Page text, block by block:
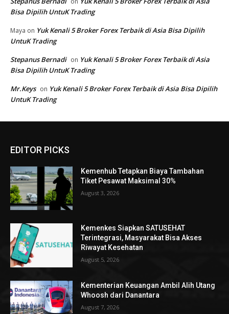
EDITOR PICKS
Kemenhub Tetapkan Biaya Tambahan
Tiket Pesawat Maksimal 30%
August 3, 2026
Kemenkes Siapkan SATUSEHAT
Terintegrasi, Masyarakat Bisa Akses
Riwayat Kesehatan
August 5, 2026
Kementerian Keuangan Ambil Alih Utang
Whoosh dari Danantara
August 7, 2026